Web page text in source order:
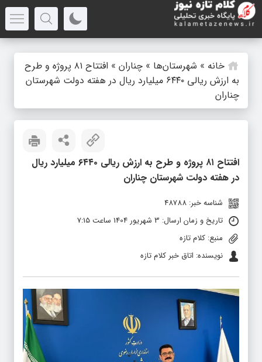
خانه » شهرستان‌ها » چناران »
افتتاح ۸۱ پروژه و طرح
به ارزش ریالی ۶۴۴۰ میلیارد ریال در هفته دولت شهرستان
چناران
افتتاح ۸۱ پروژه و طرح به ارزش ریالی ۶۴۴۰ میلیارد ریال
در هفته دولت شهرستان چناران
شناسه خبر: 48788
تاریخ و زمان ارسال: 3 شهریور 1404 ساعت 7:15
منبع: کلام تازه
نویسنده: اتاق خبر کلام تازه